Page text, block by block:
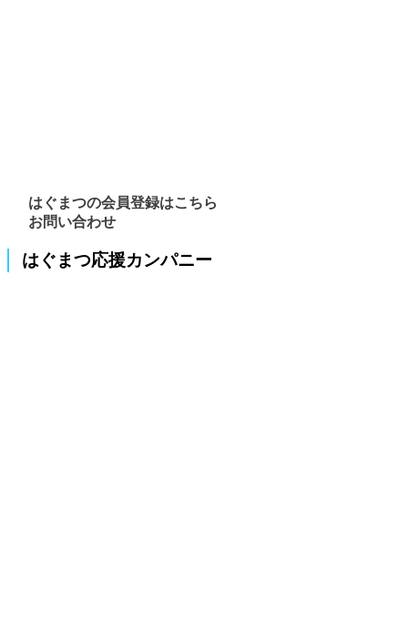
はぐまつの会員登録はこちら
お問い合わせ
はぐまつ応援カンパニー